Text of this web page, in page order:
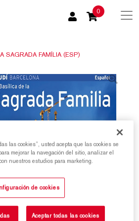
0
SAGRADA FAMÍLIA (ESP)
las cookies”, usted acepta que las cookies se
mejorar la navegación del sitio, analizar el
nuestros estudios para marketing.
de cookies
Aceptar todas las cookies